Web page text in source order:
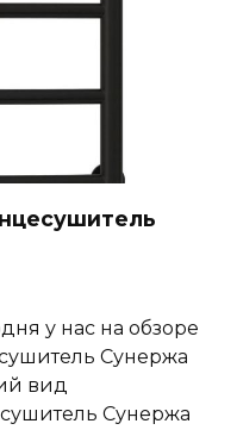
у нас на обзоре
Сунержа
вид
Сунержа